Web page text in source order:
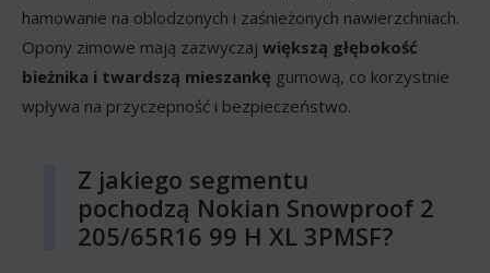
hamowanie na oblodzonych i zaśnieżonych nawierzchniach.
Opony zimowe mają zazwyczaj większą głębokość
bieżnika i twardszą mieszankę gumową, co korzystnie
wpływa na przyczepność i bezpieczeństwo.
Z jakiego segmentu
pochodzą Nokian Snowproof 2
205/65R16 99 H XL 3PMSF?